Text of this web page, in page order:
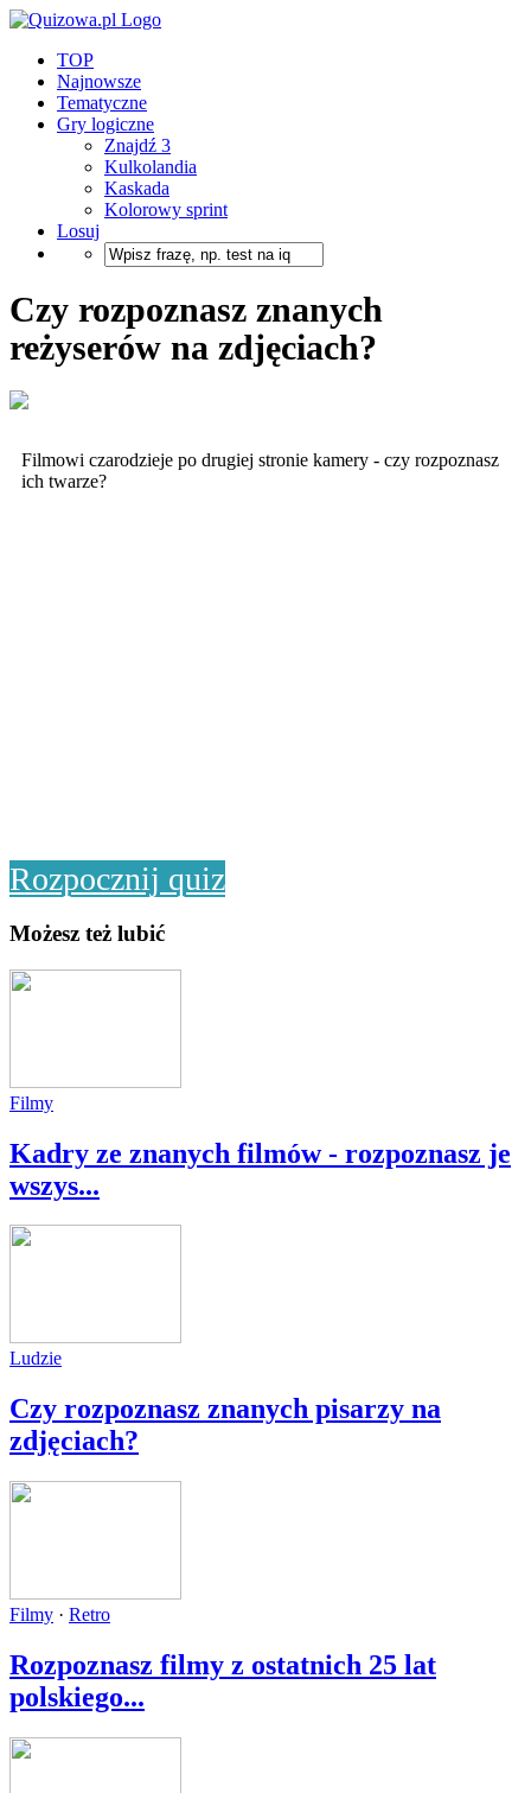
TOP
Najnowsze
Tematyczne
Gry logiczne
Znajdź 3
Kulkolandia
Kaskada
Kolorowy sprint
Losuj
Czy rozpoznasz znanych
reżyserów na zdjęciach?
Filmowi czarodzieje po drugiej stronie kamery - czy rozpoznasz
ich twarze?
Rozpocznij quiz
Możesz też lubić
Filmy
Kadry ze znanych filmów - rozpoznasz je
wszys...
Ludzie
Czy rozpoznasz znanych pisarzy na
zdjęciach?
Filmy · Retro
Rozpoznasz filmy z ostatnich 25 lat
polskiego...